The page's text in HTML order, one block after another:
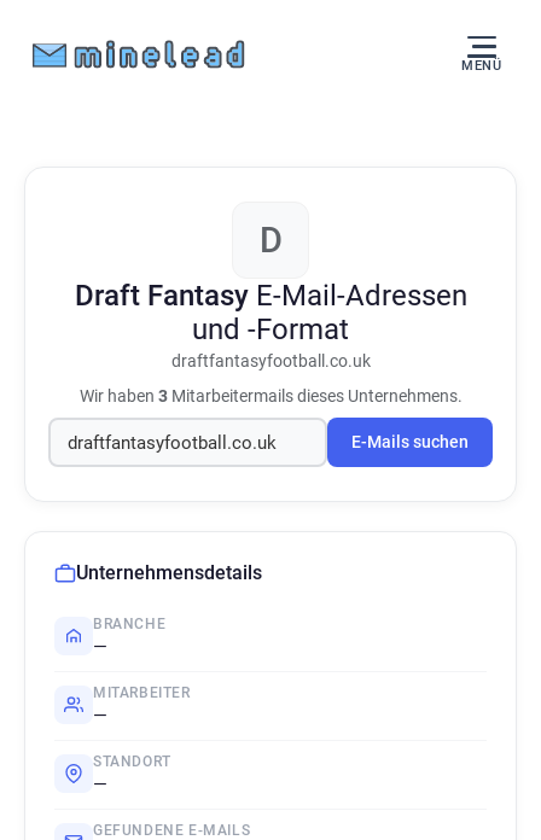
MENÜ
D
Draft Fantasy E-Mail-Adressen
und -Format
draftfantasyfootball.co.uk
Wir haben 3Mitarbeitermails dieses Unternehmens.
E-Mails suchen
Unternehmensdetails
BRANCHE
—
MITARBEITER
—
STANDORT
—
GEFUNDENE E-MAILS